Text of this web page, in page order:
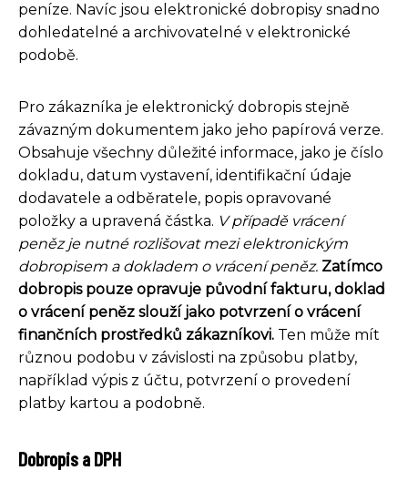
peníze. Navíc jsou elektronické dobropisy snadno
dohledatelné a archivovatelné v elektronické
podobě.
Pro zákazníka je elektronický dobropis stejně
závazným dokumentem jako jeho papírová verze.
Obsahuje všechny důležité informace, jako je číslo
dokladu, datum vystavení, identifikační údaje
dodavatele a odběratele, popis opravované
položky a upravená částka. V případě vrácení
peněz je nutné rozlišovat mezi elektronickým
dobropisem a dokladem o vrácení peněz. Zatímco
dobropis pouze opravuje původní fakturu, doklad
o vrácení peněz slouží jako potvrzení o vrácení
finančních prostředků zákazníkovi. Ten může mít
různou podobu v závislosti na způsobu platby,
například výpis z účtu, potvrzení o provedení
platby kartou a podobně.
Dobropis a DPH